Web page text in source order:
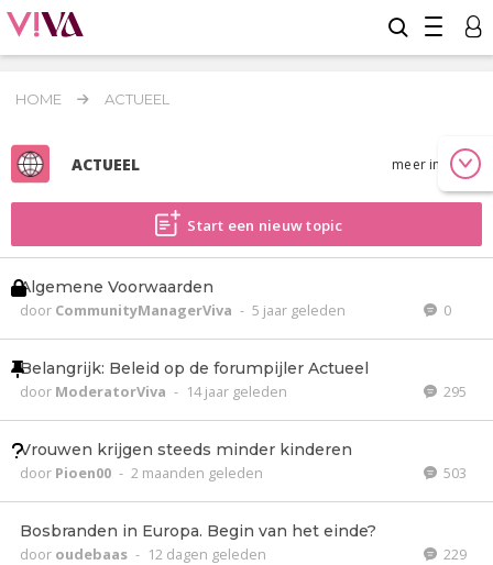
HOME ACTUEEL
ACTUEEL meer info
Start een nieuw topic
Algemene Voorwaarden
door CommunityManagerViva - 5 jaar geleden 0
Belangrijk: Beleid op de forumpijler Actueel
door ModeratorViva - 14 jaar geleden 295
Vrouwen krijgen steeds minder kinderen
door Pioen00 - 2 maanden geleden 503
Bosbranden in Europa. Begin van het einde?
door oudebaas - 12 dagen geleden 229